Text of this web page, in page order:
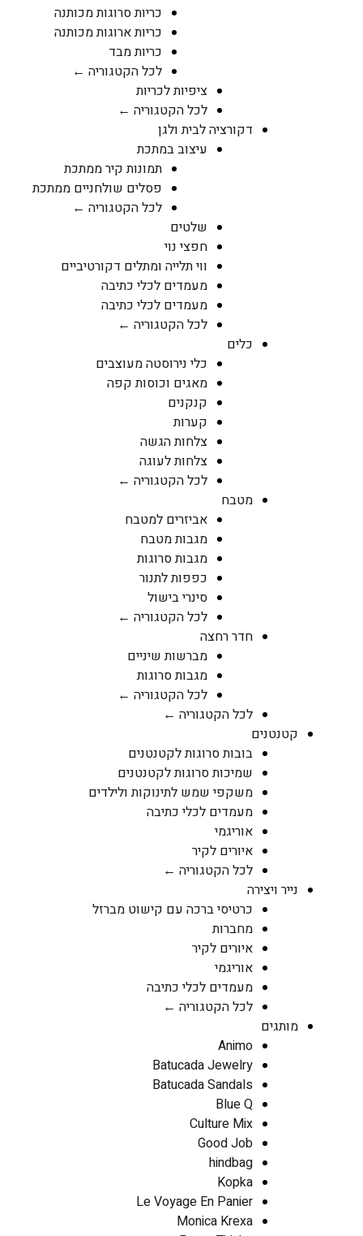
כריות סרוגות מכותנה
כריות ארוגות מכותנה
כריות מבד
לכל הקטגוריה ←
ציפיות לכריות
לכל הקטגוריה ←
דקורציה לבית ולגן
עיצוב במתכת
תמונות קיר ממתכת
פסלים שולחניים ממתכת
לכל הקטגוריה ←
שלטים
חפצי נוי
ווי תלייה ומתלים דקורטיביים
מעמדים לכלי כתיבה
מעמדים לכלי כתיבה
לכל הקטגוריה ←
כלים
כלי נירוסטה מעוצבים
מאגים וכוסות קפה
קנקנים
קערות
צלחות הגשה
צלחות לעוגה
לכל הקטגוריה ←
מטבח
אביזרים למטבח
מגבות מטבח
מגבות סרוגות
כפפות לתנור
סינרי בישול
לכל הקטגוריה ←
חדר רחצה
מברשות שיניים
מגבות סרוגות
לכל הקטגוריה ←
לכל הקטגוריה ←
קטנטנים
בובות סרוגות לקטנטנים
שמיכות סרוגות לקטנטנים
משקפי שמש לתינוקות ולילדים
מעמדים לכלי כתיבה
אוריגמי
איורים לקיר
לכל הקטגוריה ←
נייר ויצירה
כרטיסי ברכה עם קישוט מברזל
מחברות
איורים לקיר
אוריגמי
מעמדים לכלי כתיבה
לכל הקטגוריה ←
מותגים
Animo
Batucada Jewelry
Batucada Sandals
Blue Q
Culture Mix
Good Job
hindbag
Kopka
Le Voyage En Panier
Monica Krexa